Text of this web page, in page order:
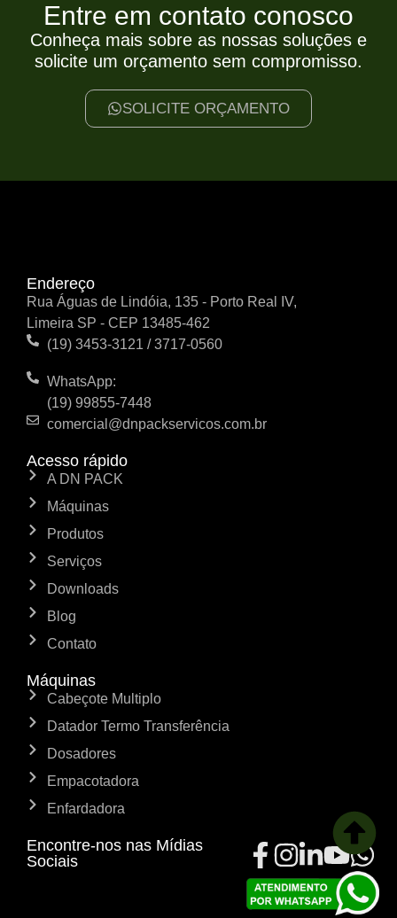
Entre em contato conosco
Conheça mais sobre as nossas soluções e
solicite um orçamento sem compromisso.
SOLICITE ORÇAMENTO
Endereço
Rua Águas de Lindóia, 135 - Porto Real IV,
Limeira SP - CEP 13485-462
(19) 3453-3121 / 3717-0560
WhatsApp:
(19) 99855-7448
comercial@dnpackservicos.com.br
Acesso rápido
A DN PACK
Máquinas
Produtos
Serviços
Downloads
Blog
Contato
Máquinas
Cabeçote Multiplo
Datador Termo Transferência
Dosadores
Empacotadora
Enfardadora
Encontre-nos nas Mídias
Sociais